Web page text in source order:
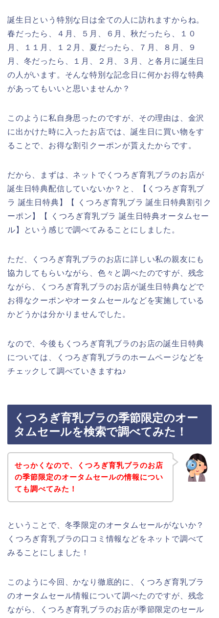
誕生日という特別な日は全ての人に訪れますからね。
春だったら、４月、５月、６月、秋だったら、１０
月、１１月、１２月、夏だったら、７月、８月、９
月、冬だったら、１月、２月、３月、と各月に誕生日
の人がいます。そんな特別な記念日に何かお得な特典
があってもいいと思いませんか？
このように私自身思ったのですが、その理由は、金沢
に出かけた時に入ったお店では、誕生日に買い物をす
ることで、お得な割引クーポンが貰えたからです。
だから、まずは、ネットでくつろぎ育乳ブラのお店が
誕生日特典配信していないか？と、【くつろぎ育乳ブ
ラ 誕生日特典】【 くつろぎ育乳ブラ 誕生日特典割引ク
ーポン】【 くつろぎ育乳ブラ 誕生日特典オータムセー
ル】という感じで調べてみることにしました。
ただ、くつろぎ育乳ブラのお店に詳しい私の親友にも
協力してもらいながら、色々と調べたのですが、残念
ながら、くつろぎ育乳ブラのお店が誕生日特典などで
お得なクーポンやオータムセールなどを実施している
かどうかは分かりませんでした。
なので、今後もくつろぎ育乳ブラのお店の誕生日特典
については、くつろぎ育乳ブラのホームページなどを
チェックして調べていきますね♪
くつろぎ育乳ブラの季節限定のオー
タムセールを検索で調べてみた！
せっかくなので、くつろぎ育乳ブラのお店
の季節限定のオータムセールの情報につい
ても調べてみた！
ということで、冬季限定のオータムセールがないか？
くつろぎ育乳ブラの口コミ情報などをネットで調べて
みることにしました！
このように今回、かなり徹底的に、くつろぎ育乳ブラ
のオータムセール情報について調べたのですが、残念
ながら、くつろぎ育乳ブラのお店が季節限定のセール